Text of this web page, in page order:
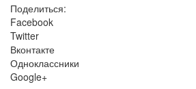
Поделиться:
Facebook
Twitter
Вконтакте
Одноклассники
Google+